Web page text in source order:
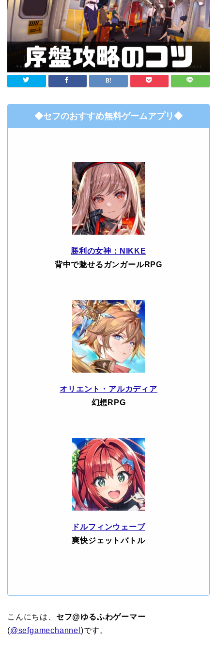
◆セフのおすすめ無料ゲームアプリ◆
勝利の女神：NIKKE
背中で魅せるガンガールRPG
オリエント・アルカディア
幻想RPG
ドルフィンウェーブ
爽快ジェットバトル
こんにちは、 セフ@ゆるふわゲーマー
(@sefgamechannel )です。